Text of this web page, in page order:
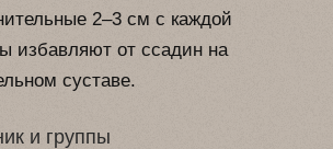
2–3 см с каждой
избавляют от ссадин на
суставе.
и группы